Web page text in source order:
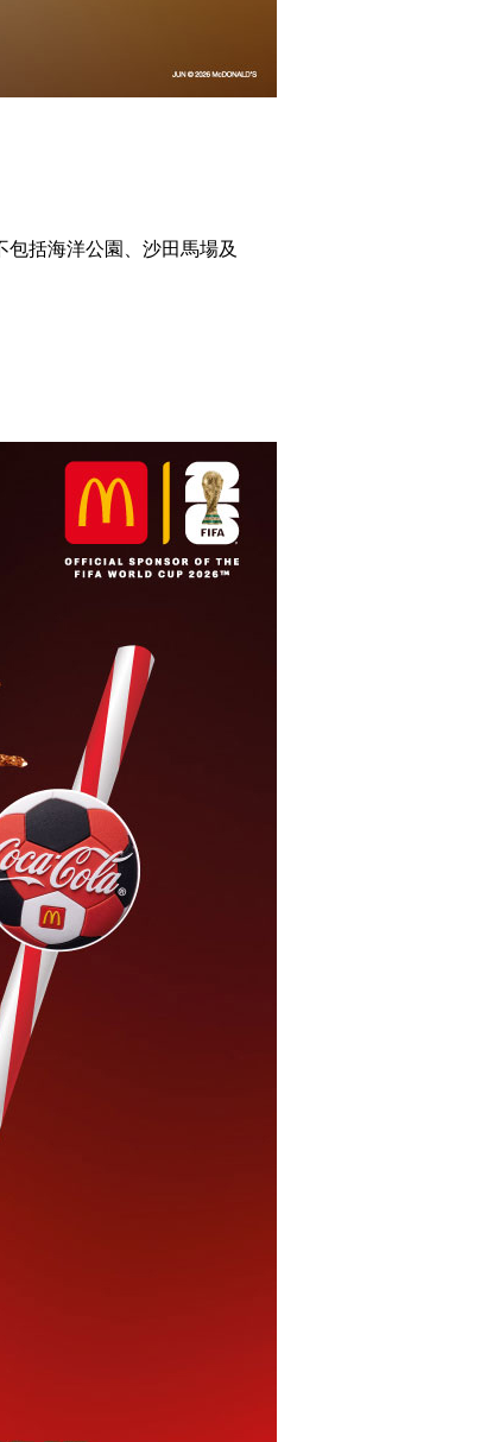
括海洋公園、沙田馬場及